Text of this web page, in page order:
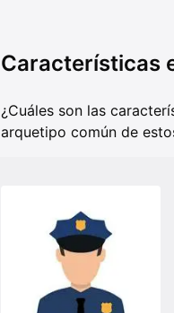
Características
¿Cuáles son las
arquetipo común de